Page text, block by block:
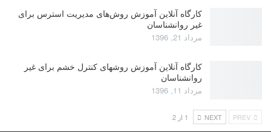
کارگاه آنلاین آموزش روش‌های مدیریت استرس برای
غیر روانشناسان
مرداد 21, 1396
کارگاه آنلاین آموزش روشهای کنترل خشم برای غیر
روانشناسان
مرداد 11, 1396
NEXT 1 از 2